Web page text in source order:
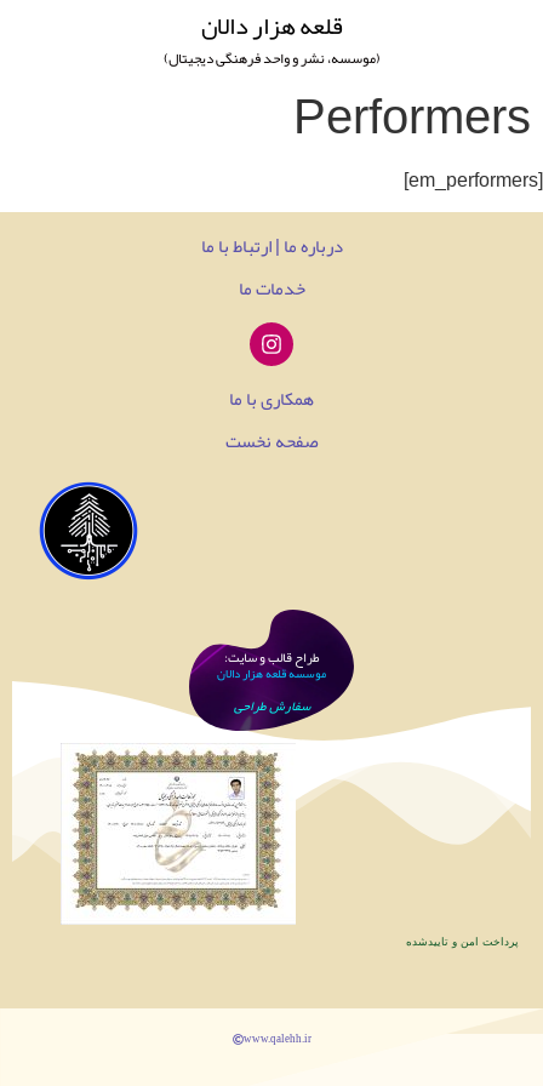
قلعه هزار دالان
(موسسه، نشر و واحد فرهنگی دیجیتال)
Performers
درباره ما | ارتباط با ما
خدمات ما
همکاری با ما
صفحه نخست
طراح قالب و سایت:
موسسه قلعه هزار دالان
سفارش طراحی
پرداخت امن و تاییدشده
www.qalehh.ir